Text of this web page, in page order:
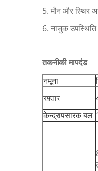
5. मौन और स्थिर
6. नाजुक
तकनीकी मापदंड
नमूना
रफ़्तार
केन्द्रापसारक बल